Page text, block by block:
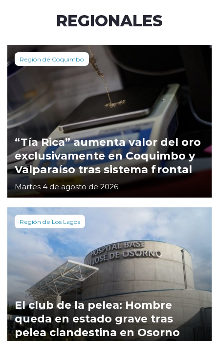
REGIONALES
Región de Coquimbo
“Tía Rica” aumenta valor del oro
exclusivamente en Coquimbo y
Valparaíso tras sistema frontal
Martes 4 de agosto de 2026
Región de Los Lagos
El club de la pelea: Hombre
queda en estado grave tras
pelea clandestina en Osorno